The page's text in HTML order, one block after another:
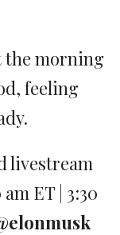
the morning
feeling
livestream
ET | 3:30